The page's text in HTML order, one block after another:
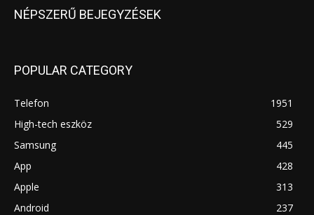
NÉPSZERŰ BEJEGYZÉSEK
POPULAR CATEGORY
Telefon
1951
High-tech eszköz
529
Samsung
445
App
428
Apple
313
Android
237